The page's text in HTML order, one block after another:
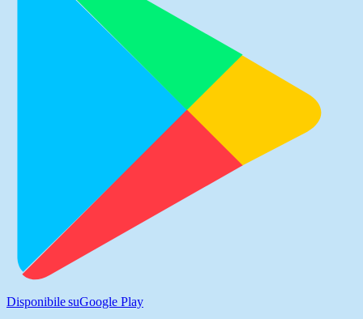
Disponibile suGoogle Play